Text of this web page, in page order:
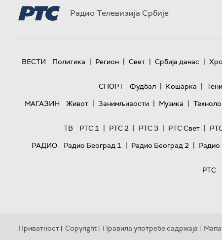
Радио Телевизија Србије
ВЕСТИ Политика | Регион | Свет | Србија данас |
СПОРТ
Фудбал | Кошарка |
МАГАЗИН
Живот | Занимљивости | Музика |
ТВ
РТС 1 | РТС 2 | РТС 3 | РТС Свет |
РАДИО
Радио Београд 1 | Радио Београд 2 | Радио
РТС
Приватност | Copyright | Правила употребе садржаја | Мапа